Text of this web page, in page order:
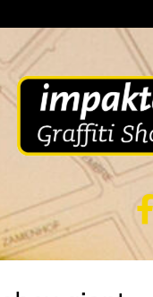
to
content